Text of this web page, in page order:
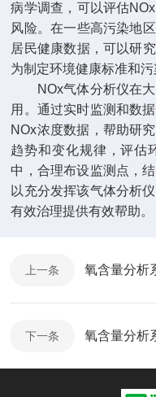
病学调查，可以评估
风险。在一些高污染地
居民健康数据，可以研
为制定环境健康标准和
NOx气体分析仪在大
用。通过实时监测和数
NOx浓度数据，帮助研
趋势和变化规律，评估
中，合理布设监测点，
以充分发挥该气体分析
有效治理提供有效帮助。
上一条
下一条 氧含量分析